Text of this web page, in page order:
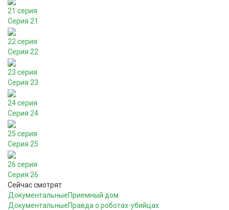
21 серия
Серия 21
22 серия
Серия 22
23 серия
Серия 23
24 серия
Серия 24
25 серия
Серия 25
26 серия
Серия 26
Сейчас смотрят
ДокументальныеПриемный дом
ДокументальныеПравда о роботах-убийцах